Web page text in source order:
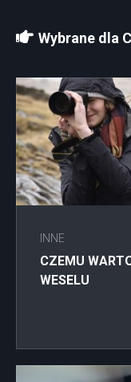
Wybrane dla
INNE
CZEMU
WESELU